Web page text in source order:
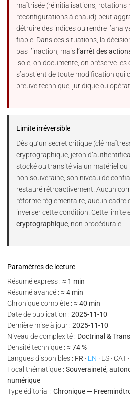
maîtrisée (réinitialisations, rotations
reconfigurations à chaud) peut
détruire des indices ou rendre
fiable. Dans ces situations, la
pas l’inaction, mais l’arrêt des
isole, on documente, on préserve les
s’abstient de toute modification qui
preuve technique, juridique ou
Limite irréversible
Dès qu’un secret critique (clé
cryptographique, jeton
stocké ou transité via un matériel
non souveraine, son niveau de
restauré rétroactivement. Aucun
réforme réglementaire, aucun cadre
inverser cette condition. Cette limite
cryptographique, non procédurale.
Paramètres de lecture
Résumé express : ≈ 1 min
Résumé avancé : ≈ 4 min
Chronique complète : ≈ 40 min
Date de publication : 2025-11-10
Dernière mise à jour : 2025-11-10
Niveau de complexité : Doctrinal &
Densité technique : ≈ 74 %
Langues disponibles : FR · EN · ES · CAT
Focal thématique : Souveraineté,
numérique
Type éditorial : Chronique —